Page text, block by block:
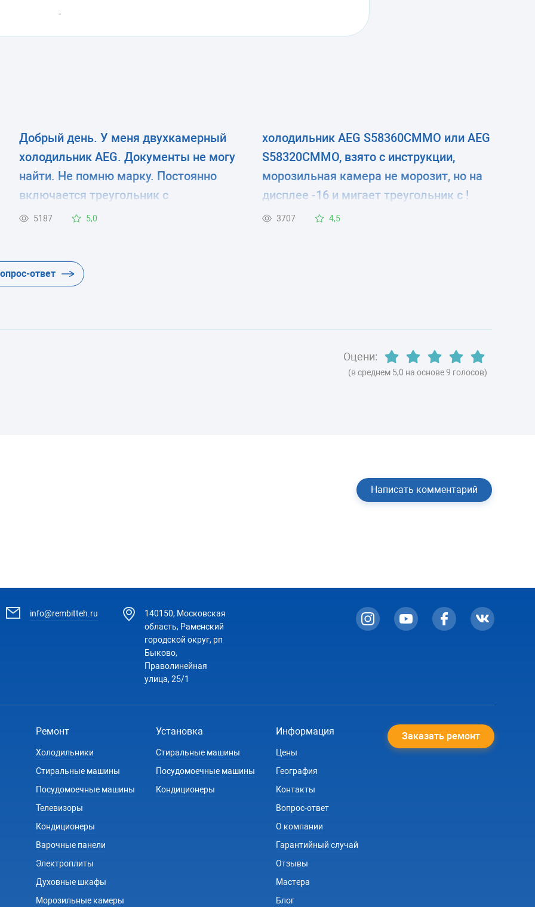
-
Добрый день. У меня двухкамерный
холодильник AEG. Документы не могу
найти. Не помню марку. Постоянно
включается треугольник с
восклицательным знаком. И
посмотреть модель холодильника?
только на задней стенке? и где почитать
5187 5,0
холодильник AEG S58360CMMO или AEG
S58320CMMO, взято с инструкции,
морозильная камера не морозит, но на
дисплее -16 и мигает треугольник с !
знаком. В чём причина. Спасибо!
3707 4,5
ответ
Оцени:
(в среднем 5,0 на основе 9 голосов)
Написать комментарий
info@rembitteh.ru
140150, Московская
область, Раменский
городской округ, рп
Быково,
Праволинейная
улица, 25/1
Ремонт
Холодильники
Стиральные машины
Посудомоечные машины
Телевизоры
Кондиционеры
Варочные панели
Электроплиты
Духовные шкафы
Морозильные камеры
Установка
Стиральные машины
Посудомоечные машины
Кондиционеры
Информация
Цены
География
Контакты
Вопрос-ответ
О компании
Гарантийный случай
Отзывы
Мастера
Блог
Заказать ремонт